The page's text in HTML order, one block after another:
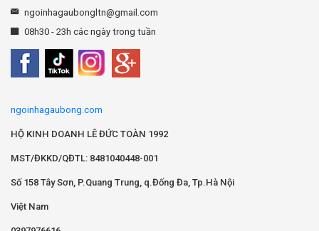
ngoinhagaubongltn@gmail.com
08h30 - 23h các ngày trong tuần
ngoinhagaubong.com
HỘ KINH DOANH LÊ ĐỨC TOÀN 1992
MST/ĐKKD/QĐTL: 8481040448-001
Số 158 Tây Sơn, P.Quang Trung, q.Đống Đa, Tp.Hà Nội
Việt Nam